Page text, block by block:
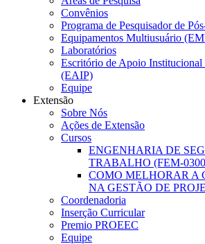
Convênios
Programa de Pesquisador de
Equipamentos Multiusuário
Laboratórios
Escritório de Apoio Institucional
(EAIP)
Equipe
Extensão
Sobre Nós
Ações de Extensão
Cursos
ENGENHARIA DE
TRABALHO (FEM-
COMO MELHORAR A
NA GESTÃO DE
Coordenadoria
Inserção Curricular
Premio PROEEC
Equipe